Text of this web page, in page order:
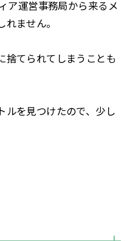
ア運営事務局から来るメ
ません。
捨てられてしまうことも
ルを見つけたので、少し